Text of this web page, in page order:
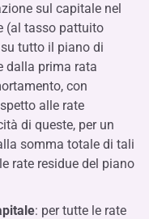
sul capitale nel
(al tasso pattuito
tutto il piano di
dalla prima rata
con
alle rate
di queste, per un
somma totale di tali
rate residue del piano
: per tutte le rate